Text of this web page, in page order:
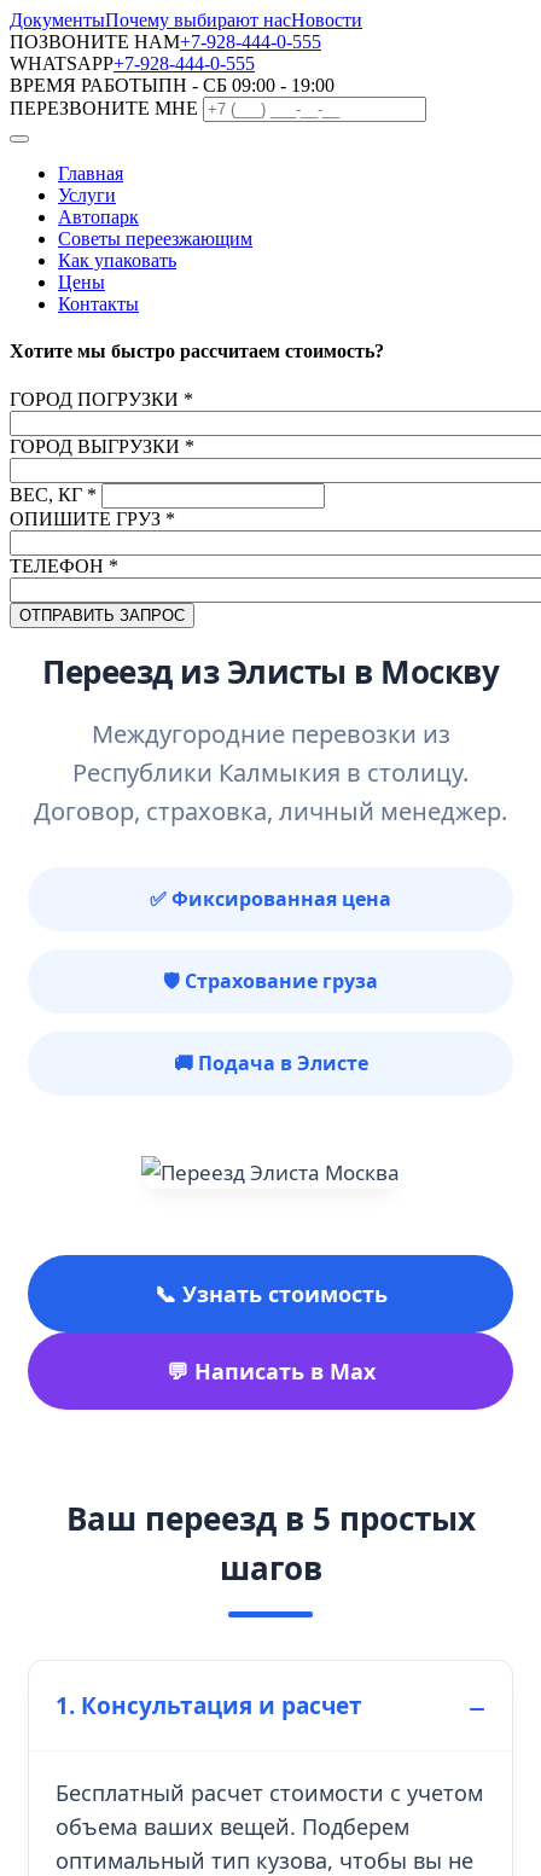
ДокументыПочему выбирают насНовости
ПОЗВОНИТЕ НАМ+7-928-444-0-555
WHATSAPP+7-928-444-0-555
ВРЕМЯ РАБОТЫПН - СБ 09:00 - 19:00
ПЕРЕЗВОНИТЕ МНЕ
Главная
Услуги
Автопарк
Советы переезжающим
Как упаковать
Цены
Контакты
Хотите мы быстро рассчитаем стоимость?
ГОРОД ПОГРУЗКИ *
ГОРОД ВЫГРУЗКИ *
ВЕС, КГ *
ОПИШИТЕ ГРУЗ *
ТЕЛЕФОН *
Переезд из Элисты в Москву
Междугородние перевозки из
Республики Калмыкия в столицу.
Договор, страховка, личный менеджер.
✅ Фиксированная цена
🛡️ Страхование груза
🚚 Подача в Элисте
📞 Узнать стоимость
💬 Написать в Max
Ваш переезд в 5 простых
шагов
1. Консультация и расчет
Бесплатный расчет стоимости с учетом
объема ваших вещей. Подберем
оптимальный тип кузова, чтобы вы не